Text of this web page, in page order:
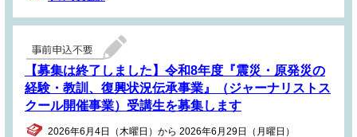
【募集は終了しました】令和8年度『震災・原発災の
経験・教訓、復興状況伝承事業』（ジャーナリストス
クール開催事業）受講生を募集します
2026年6月4日（木曜日）から 2026年6月29日（月曜日）